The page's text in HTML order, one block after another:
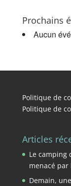
Prochains
Aucun
Politique de
Politique de
Articles
Le camping
menacé par
Demain,